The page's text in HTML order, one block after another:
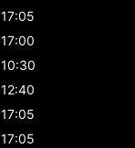
17:05
17:00
10:30
12:40
17:05
17:05